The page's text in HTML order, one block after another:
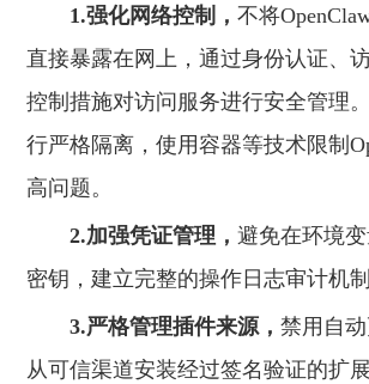
1.强化网络控制，不将
直接暴露在网上，通过身份认证、
控制措施对访问服务进行安全管理
行严格隔离，使用容器等技术限制
高问题。
2.加强凭证管理，避免在环境
密钥，建立完整的操作日志审计机制
3.严格管理插件来源，禁用自
从可信渠道安装经过签名验证的扩展